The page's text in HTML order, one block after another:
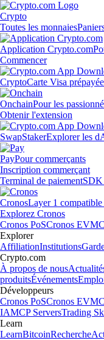
Crypto
Toutes les monnaies
Application Crypto.com
Commencer
CryptoCarte Visa prépayée
OnchainPour les
Obtenir l'extension
SwapStakerExplorer les
PayPour commerçants
Inscription commerçant
Terminal de paiementSDK
CronosLayer 1
Explorez Cronos
Cronos PoSCronos EVM
Explorer
AffiliationInstitutions
Crypto.com
À propos de nous
produitsÉvénements
Développeurs
Cronos PoSCronos EVM
IAMCP ServersTrading
Learn
LearnBitcoinRecherche